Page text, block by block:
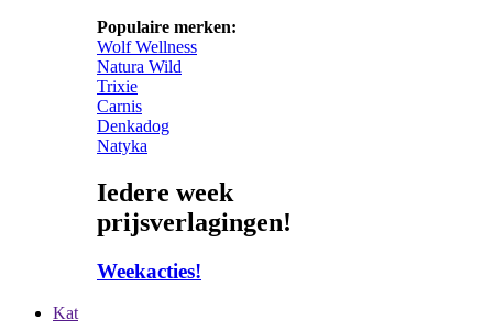
Populaire merken:
Wolf Wellness
Natura Wild
Trixie
Carnis
Denkadog
Natyka
Iedere week
prijsverlagingen!
Weekacties!
Kat